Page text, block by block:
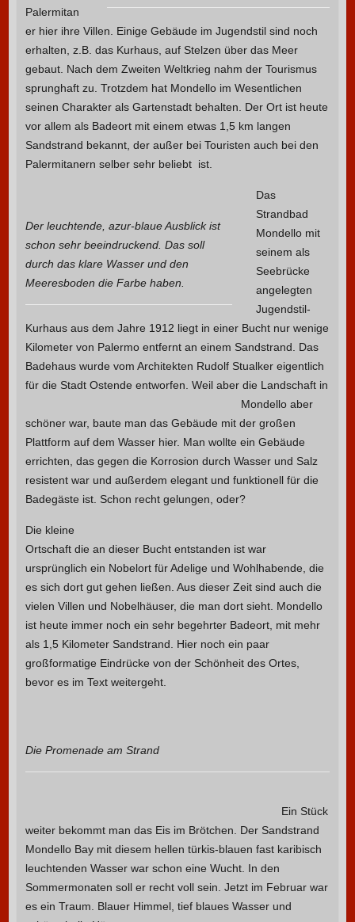
Palermitan
er hier ihre Villen. Einige Gebäude im Jugendstil sind noch
erhalten, z.B. das Kurhaus, auf Stelzen über das Meer
gebaut. Nach dem Zweiten Weltkrieg nahm der Tourismus
sprunghaft zu. Trotzdem hat Mondello im Wesentlichen
seinen Charakter als Gartenstadt behalten. Der Ort ist heute
vor allem als Badeort mit einem etwas 1,5 km langen
Sandstrand bekannt, der außer bei Touristen auch bei den
Palermitanern selber sehr beliebt ist.
Der leuchtende, azur-blaue Ausblick ist
schon sehr beeindruckend. Das soll
durch das klare Wasser und den
Meeresboden die Farbe haben.
Das
Strandbad
Mondello mit
seinem als
Seebrücke
angelegten
Jugendstil-
Kurhaus aus dem Jahre 1912 liegt in einer Bucht nur wenige
Kilometer von Palermo entfernt an einem Sandstrand.
Das
Badehaus wurde vom Architekten Rudolf Stualker eigentlich
für die Stadt Ostende entworfen. Weil aber die Landschaft in
Mondello aber
schöner war, baute man das Gebäude mit der großen
Plattform auf dem Wasser hier. Man wollte ein Gebäude
errichten, das gegen die Korrosion durch Wasser und Salz
resistent war und außerdem elegant und funktionell für die
Badegäste ist. Schon recht gelungen, oder?
Die kleine
Ortschaft die an dieser Bucht entstanden ist war
ursprünglich ein Nobelort für Adelige und Wohlhabende, die
es sich dort gut gehen ließen. Aus dieser Zeit sind auch die
vielen Villen und Nobelhäuser, die man dort sieht. Mondello
ist heute immer noch ein sehr begehrter Badeort, mit mehr
als 1,5 Kilometer Sandstrand. Hier noch ein paar
großformatige Eindrücke von der Schönheit des Ortes,
bevor es im Text weitergeht.
Die Promenade am Strand
Ein Stück
weiter bekommt man das Eis im Brötchen. Der Sandstrand
Mondello Bay mit diesem hellen türkis-blauen fast karibisch
leuchtenden Wasser war schon eine Wucht. In den
Sommermonaten soll er recht voll sein. Jetzt im Februar war
es ein Traum. Blauer Himmel, tief blaues Wasser und